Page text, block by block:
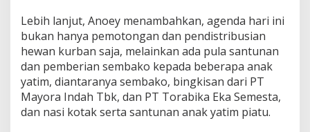
Lebih lanjut, Anoey menambahkan, agenda hari ini
bukan hanya pemotongan dan pendistribusian
hewan kurban saja, melainkan ada pula santunan
dan pemberian sembako kepada beberapa anak
yatim, diantaranya sembako, bingkisan dari PT
Mayora Indah Tbk, dan PT Torabika Eka Semesta,
dan nasi kotak serta santunan anak yatim piatu.